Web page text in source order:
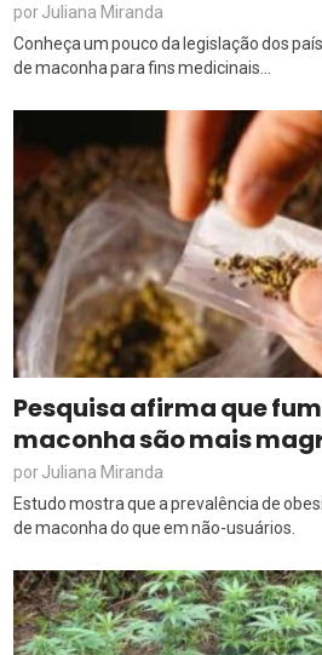
porJuliana Miranda
Conheça um pouco da legislação dos
de maconha para fins medicinais...
Pesquisa afirma que
maconha são mais
porJuliana Miranda
Estudo mostra que a prevalência de
de maconha do que em não-usuários.